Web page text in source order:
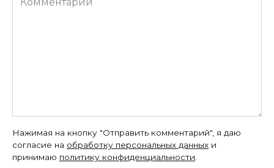
Нажимая на кнопку "Отправить комментарий", я даю
согласие на обработку персональных данных и
принимаю политику конфиденциальности